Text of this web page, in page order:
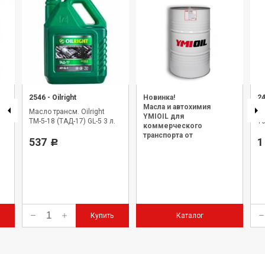
2546 - Oilright
Масло трансм. Oilright
ТМ-5-18 (ТАД-17) GL-5 3 л.
537 Р
Купить
Новинка!
Масла и автохимия
YMIOIL для
коммерческого
транспорта от
Каталог